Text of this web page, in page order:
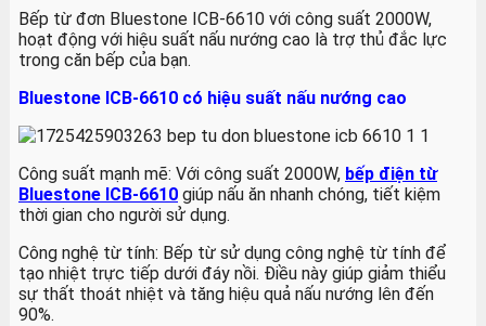
Bếp từ đơn Bluestone ICB-6610 với công suất 2000W,
hoạt động với hiệu suất nấu nướng cao là trợ thủ đắc lực
trong căn bếp của bạn.
Bluestone ICB-6610 có hiệu suất nấu nướng cao
Công suất mạnh mẽ: Với công suất 2000W, bếp điện từ
Bluestone ICB-6610 giúp nấu ăn nhanh chóng, tiết kiệm
thời gian cho người sử dụng.
Công nghệ từ tính: Bếp từ sử dụng công nghệ từ tính để
tạo nhiệt trực tiếp dưới đáy nồi. Điều này giúp giảm thiểu
sự thất thoát nhiệt và tăng hiệu quả nấu nướng lên đến
90%.